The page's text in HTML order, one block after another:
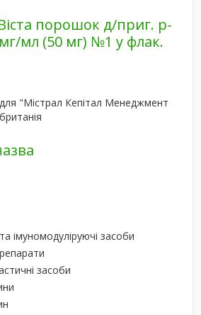
порошок д/приг. р-
мл (50 мг) №1 у флак.
для "Містрал Кепітал Менеджмент
імуномодуліруючі засоби
засоби